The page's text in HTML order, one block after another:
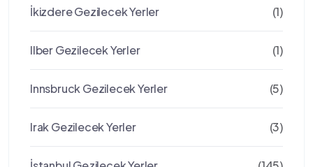
İkizdere Gezilecek Yerler (1)
Ilber Gezilecek Yerler (1)
Innsbruck Gezilecek Yerler (5)
Irak Gezilecek Yerler (3)